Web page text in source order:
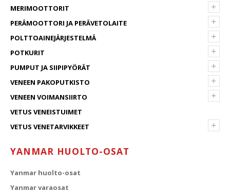
+
MERIMOOTTORIT
+
PERÄMOOTTORI JA PERÄVETOLAITE
+
POLTTOAINEJÄRJESTELMÄ
+
POTKURIT
+
PUMPUT JA SIIPIPYÖRÄT
+
VENEEN PAKOPUTKISTO
+
VENEEN VOIMANSIIRTO
VETUS VENEISTUIMET
+
VETUS VENETARVIKKEET
YANMAR HUOLTO-OSAT
Yanmar huolto-osat
Yanmar varaosat